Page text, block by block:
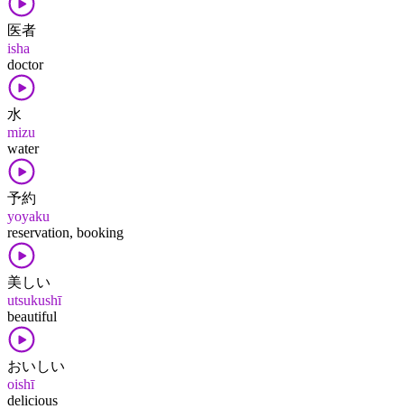
医者
isha
doctor
水
mizu
water
予約
yoyaku
reservation, booking
美しい
utsukushī
beautiful
おいしい
oishī
delicious